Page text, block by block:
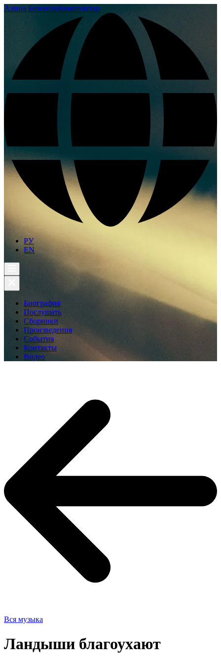
Алина БезенсонКомпозитор
РУ
EN
Биография
Послушать
Сборники
Произведения
События
Контакты
Видео
Вся музыка
Ландыши благоухают